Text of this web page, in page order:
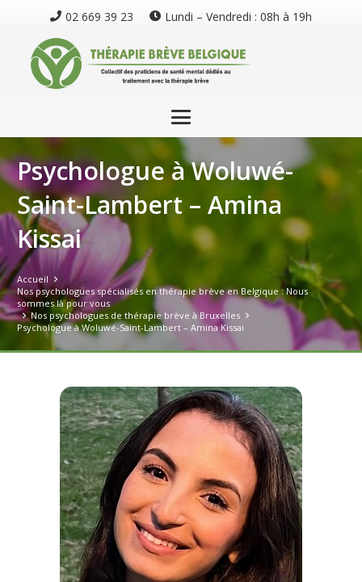
02 669 39 23 Lundi – Vendredi : 08h à 19h
Psychologue à Woluwé-
Saint-Lambert – Amina
Kissai
Accueil
Nos psychologues spécialisés en thérapie brève en Belgique : Nous
sommes là pour vous
Nos psychologues de thérapie brève à Bruxelles
Psychologue à Woluwé-Saint-Lambert – Amina Kissai